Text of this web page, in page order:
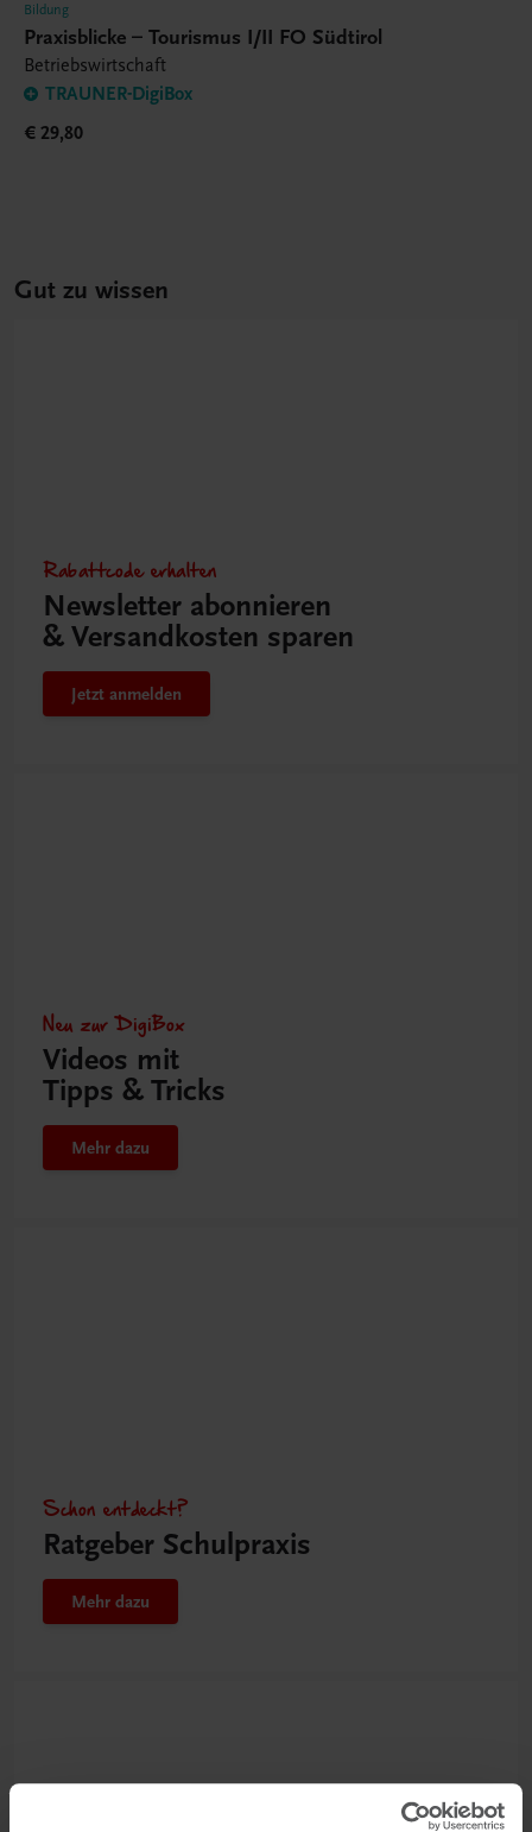
Bildung
Praxisblicke – Tourismus I/II FO Südtirol
Betriebswirtschaft
TRAUNER-DigiBox
€ 29,80
Gut zu wissen
Rabattcode erhalten
Newsletter abonnieren
& Versandkosten sparen
Jetzt anmelden
Neu zur DigiBox
Videos mit
Tipps & Tricks
Mehr dazu
Schon entdeckt?
Ratgeber Schulpraxis
Mehr dazu